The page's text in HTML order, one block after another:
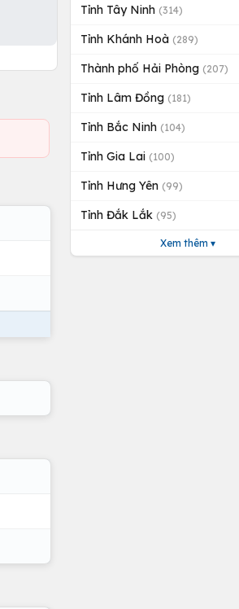
Tỉnh Tây Ninh (314)
Tỉnh Khánh Hoà (289)
Thành phố Hải Phòng (207)
Tỉnh Lâm Đồng (181)
Tỉnh Bắc Ninh (104)
Tỉnh Gia Lai (100)
Tỉnh Hưng Yên (99)
Tỉnh Đắk Lắk (95)
Xem thêm ▾